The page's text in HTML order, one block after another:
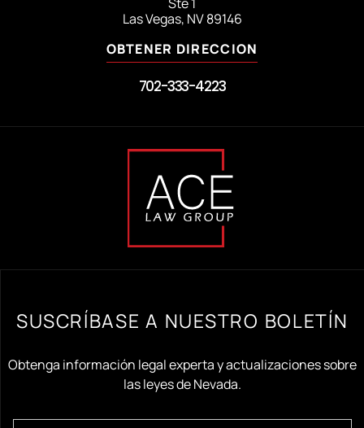
Las Vegas, NV 89146
OBTENER DIRECCION
702-333-4223
SUSCRÍBASE A NUESTRO BOLETÍN
Obtenga información legal experta y actualizaciones sobre
las leyes de Nevada.